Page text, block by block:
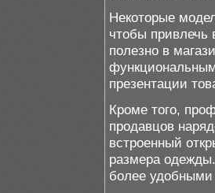
Некоторые
чтобы привлечь
полезно в
презентации
Кроме того,
продавцов
встроенный
размера
более